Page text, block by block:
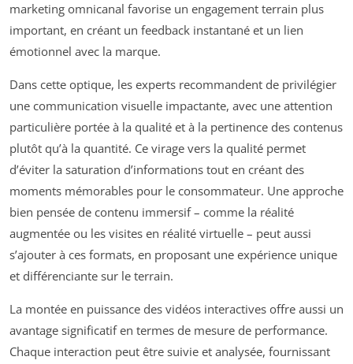
marketing omnicanal favorise un engagement terrain plus
important, en créant un feedback instantané et un lien
émotionnel avec la marque.
Dans cette optique, les experts recommandent de privilégier
une communication visuelle impactante, avec une attention
particulière portée à la qualité et à la pertinence des contenus
plutôt qu’à la quantité. Ce virage vers la qualité permet
d’éviter la saturation d’informations tout en créant des
moments mémorables pour le consommateur. Une approche
bien pensée de contenu immersif – comme la réalité
augmentée ou les visites en réalité virtuelle – peut aussi
s’ajouter à ces formats, en proposant une expérience unique
et différenciante sur le terrain.
La montée en puissance des vidéos interactives offre aussi un
avantage significatif en termes de mesure de performance.
Chaque interaction peut être suivie et analysée, fournissant